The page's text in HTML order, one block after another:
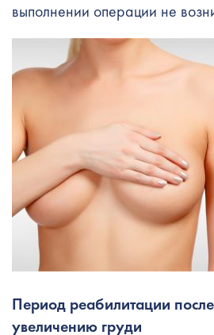
выполнении операции не
Период реабилитации
увеличению груди